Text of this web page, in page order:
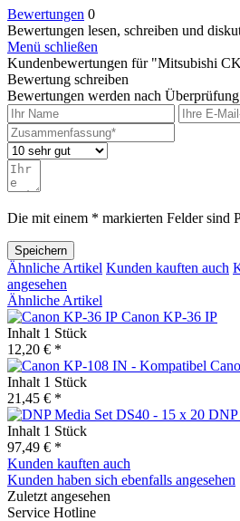
Bewertungen 0
Bewertungen lesen, schreiben und
Menü schließen
Kundenbewertungen für "Mitsubishi
Bewertung schreiben
Bewertungen werden nach
Die mit einem * markierten Felder sind
Speichern
Ähnliche Artikel Kunden kauften auch
angesehen
Ähnliche Artikel
Canon KP-36 IP
Inhalt 1 Stück
12,20 € *
Inhalt 1 Stück
21,45 € *
DNP
Inhalt 1 Stück
97,49 € *
Kunden kauften auch
Kunden haben sich ebenfalls angesehen
Zuletzt angesehen
Service Hotline